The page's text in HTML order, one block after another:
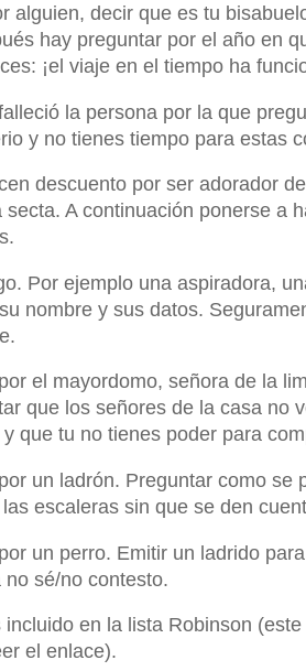
alguien, decir que es tu
hay preguntar por el año en
¡el viaje en el tiempo ha
la persona por la que
y no tienes tiempo para estas
descuento por ser adorador
secta. A continuación ponerse a
Por ejemplo una aspiradora,
nombre y sus datos.
el mayordomo, señora de la
que los señores de la casa no
que tu no tienes poder para
un ladrón. Preguntar como se
escaleras sin que se den
un perro. Emitir un ladrido
sé/no contesto.
en la lista Robinson
el enlace).